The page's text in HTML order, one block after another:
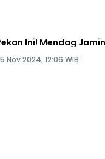
Ini! Mendag
Nov 2024, 12:06 WIB